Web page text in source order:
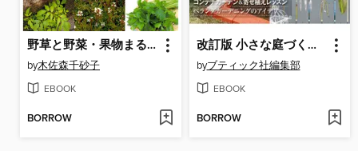
野草と野菜・果物まるごと活用術 : 木佐森流節約エコライフ
by木佐森千砂子
EBOOK
BORROW
改訂版 小さな庭づくり＆花づくり
byブティック社編集部
EBOOK
BORROW